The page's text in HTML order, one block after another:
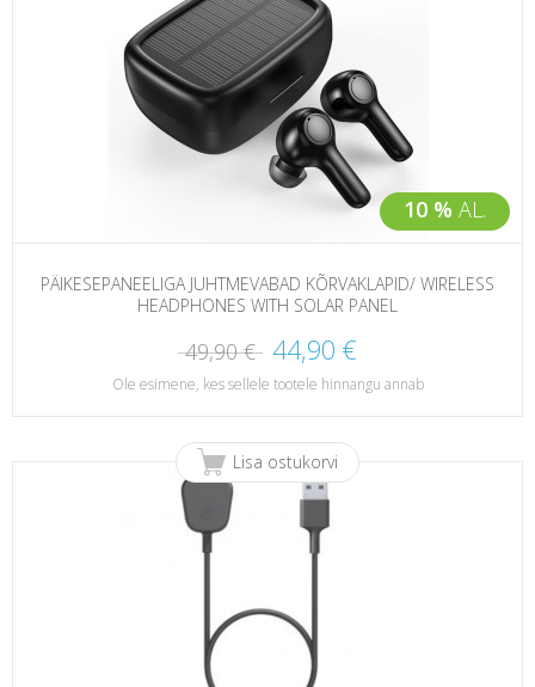
10 % AL.
PÄIKESEPANEELIGA JUHTMEVABAD KÕRVAKLAPID/ WIRELESS
HEADPHONES WITH SOLAR PANEL
49,90 € 44,90 €
Ole esimene, kes sellele tootele hinnangu annab
Lisa ostukorvi